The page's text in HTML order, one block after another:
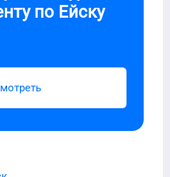
по Ейску